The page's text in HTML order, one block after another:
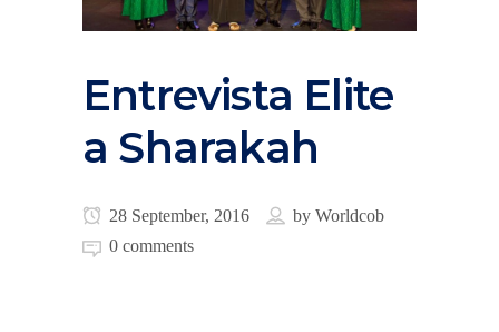
Entrevista Elite
a Sharakah
28 September, 2016 by Worldcob
0 comments